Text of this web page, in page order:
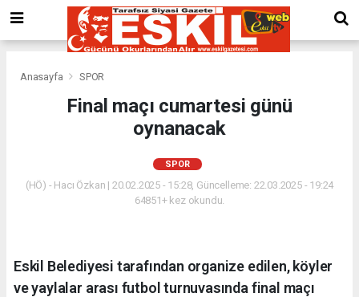
Anasayfa SPOR
Final maçı cumartesi günü
oynanacak
SPOR
(HÖ) - Hacı Özkan | 20.02.2025 - 15:28, Güncelleme: 22.03.2025 - 19:24
64851+ kez okundu.
Eskil Belediyesi tarafından organize edilen, köyler
ve yaylalar arası futbol turnuvasında final maçı